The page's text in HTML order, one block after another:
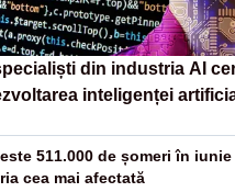
din industria AI
inteligenței
511.000 de șomeri în iunie
cea mai afectată